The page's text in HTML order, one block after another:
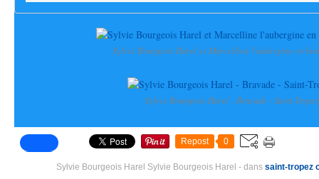
Sylvie Bourgeois Harel et Marcelline l'aubergine en
Sylvie Bourgeois Harel - Bravade - Saint-Tropez
Repost 0
Sylvie Bourgeois Harel Sylvie Bourgeois Harel - dans saint-tropez